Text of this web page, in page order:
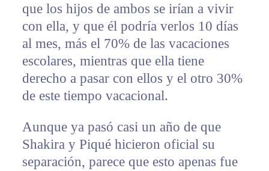
que los hijos de ambos se irían a vivir
con ella, y que él podría verlos 10 días
al mes, más el 70% de las vacaciones
escolares, mientras que ella tiene
derecho a pasar con ellos y el otro 30%
de este tiempo vacacional.
Aunque ya pasó casi un año de que
Shakira y Piqué hicieron oficial su
separación, parece que esto apenas fue